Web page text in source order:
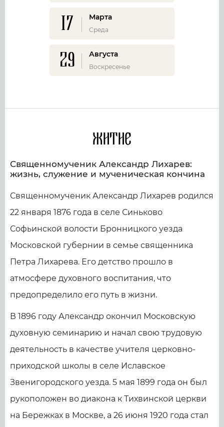
17 Марта
Среда
29 Августа
Воскресенье
Житие
Священномученик Александр Лихарев:
жизнь, служение и мученическая кончина
Священномученик Александр Лихарев родился
22 января 1876 года в селе Синьково
Софьинской волости Бронницкого уезда
Московской губернии в семье священника
Петра Лихарева. Его детство прошло в
атмосфере духовного воспитания, что
предопределило его путь в жизни.
В 1896 году Александр окончил Московскую
духовную семинарию и начал свою трудовую
деятельность в качестве учителя церковно-
приходской школы в селе Иславское
Звенигородского уезда. 5 мая 1899 года он был
рукоположен во диакона к Тихвинской церкви
на Бережках в Москве, а 26 июня 1920 года стал